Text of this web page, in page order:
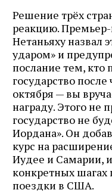
Решение трёх
реакцию.
Нетаньяху назвал
ударом» и
послание тем, кто
государство
октября — вы
награду. Этого не
государство не
Иордана». Он
курс на
Иудее и Самарии,
конкретных шагах
поездки в США.